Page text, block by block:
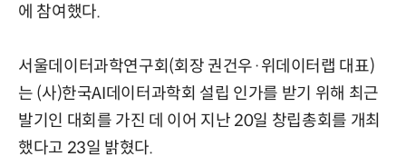
에 참여했다.
서울데이터과학연구회(회장 권건우·위데이터랩 대표)
는 (사)한국AI데이터과학회 설립 인가를 받기 위해 최근
발기인 대회를 가진 데 이어 지난 20일 창립총회를 개최
했다고 23일 밝혔다.